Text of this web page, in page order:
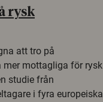
rysk
att tro på
mer mottagliga för rysk
studie från
i fyra europeiska